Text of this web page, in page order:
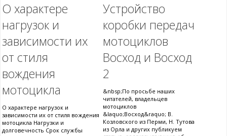
О характере
нагрузок и
зависимости их
от стиля
вождения
мотоцикла
О характере нагрузок и
зависимости их от стиля вождения
мотоцикла Нагрузки и
долговечность Срок службы
Устройство
коробки передач
мотоциклов
Восход и Восход
2
&nbsp;По просьбе наших
читателей, владельцев
мотоциклов
&laquo;Восход&raquo; В.
Козловского из Перми, Н. Тутова
из Орла и других публикуем